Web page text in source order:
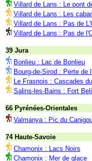
Villard de Lans : Le pont
Villard de Lans : Les
Villard de Lans : Pas de
Villard de Lans : Pas de
39 Jura
Bonlieu : Lac de Bonlieu
Bourg-de-Sirod : Perte de
Le Frasnois : Cascades
Salins-les-Bains : Fort
66 Pyrénées-Orientales
Valmanya : Pic du
74 Haute-Savoie
Chamonix : Lacs Noirs
Chamonix : Mer de glace